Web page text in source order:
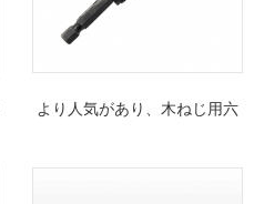
より人気があり、木ねじ用六